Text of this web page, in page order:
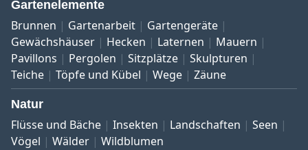
Gartenelemente
Brunnen Gartenarbeit
Gartengeräte
Gewächshäuser
Hecken Laternen
Mauern
Pavillons
Pergolen Sitzplätze
Skulpturen
Teiche
Töpfe und Kübel Wege Zäune
Natur
Flüsse und Bäche Insekten Landschaften
Seen
Vögel
Wälder Wildblumen